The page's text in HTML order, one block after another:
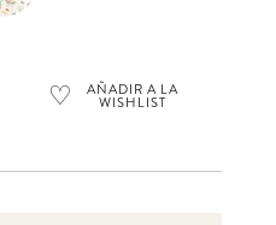
♡ AÑADIR A LA
WISHLIST